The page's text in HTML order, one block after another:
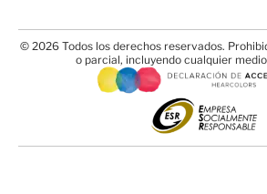
© 2026 Todos los derechos reservados.
o parcial, incluyendo cualquier